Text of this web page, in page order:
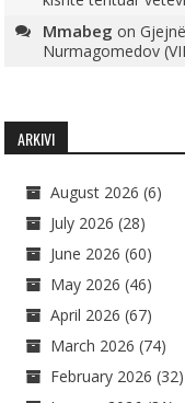
Mmabeg on
Nurmagomedov
ARKIVI
August 2026 (6)
July 2026 (28)
June 2026 (60)
May 2026 (46)
April 2026 (67)
March 2026 (74)
February 2026 (32)